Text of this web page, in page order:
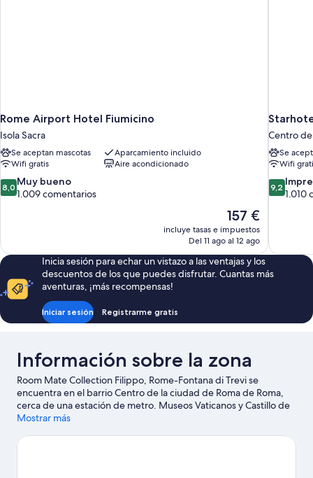
Rome Airport Hotel Fiumicino
Isola Sacra
Se aceptan mascotas
Aparcamiento incluido
Wifi gratis
Aire acondicionado
8.0
sobre
1.009 comentarios
8,0 Muy bueno
1.009 comentarios
El
precio
actual
de
157 €
157 €
incluye tasas e impuestos
Del 11 ago al 12 ago
Centro
Se
Wifi
9.2
sobre
9,2
1.010
Inicia sesión para echar un vistazo a las ventajas y los
descuentos de los que puedes disfrutar. Cuantas más
aventuras, ¡más recompensas!
Iniciar sesión Registrarme gratis
Información sobre la zona
Room Mate Collection Filippo, Rome-Fontana di Trevi se
encuentra en el barrio Centro de la ciudad de Roma de Roma,
cerca de una estación de metro. Museos Vaticanos y Castillo de
Sant'Angelo son puntos fundamentales para los aficionados a la
de España y Fontana di Trevi. ¿Te apetece disfrutar de un
Mostrar más